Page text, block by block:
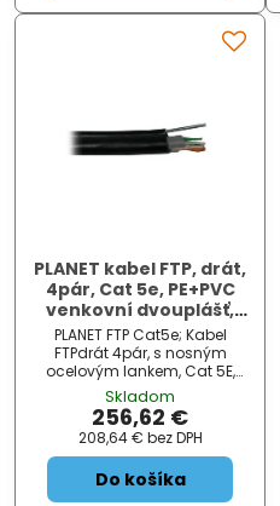
PLANET kabel FTP, drát,
4pár, Cat 5e, PE+PVC
venkovní dvouplášť,
ocelové nosné lanko,
Fca (balení 500m)
PLANET FTP Cat5e; Kabel
FTPdrát 4pár, s nosným
ocelovým lankem, Cat 5E,
balení 500m na dřevěné
cívce, venkovní, černý.
Dvouplášťová izolace vnitřní
PVC, vnější PE. Kabel je
vhodný pro venkovní
instalace a zároveň m...
Skladom
256,62 €
208,64 € bez DPH
Do košíka